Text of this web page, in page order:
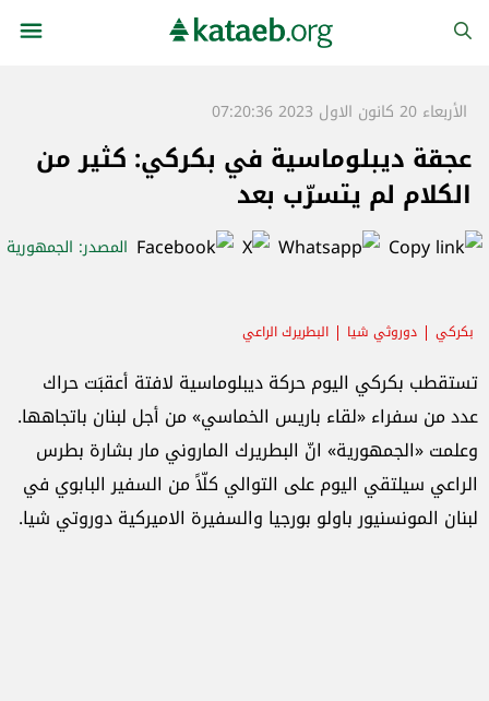
الأربعاء 20 كانون الاول 2023 07:20:36
عجقة ديبلوماسية في بكركي: كثير من
الكلام لم يتسرّب بعد
المصدر: الجمهورية
بكركي دوروثي شيا البطريرك الراعي
تستقطب بكركي اليوم حركة ديبلوماسية لافتة أعقبَت حراك
عدد من سفراء «لقاء باريس الخماسي» من أجل لبنان باتجاهها.
وعلمت «الجمهورية» انّ البطريرك الماروني مار بشارة بطرس
الراعي سيلتقي اليوم على التوالي كلّاً من السفير البابوي في
لبنان المونسنيور باولو بورجيا والسفيرة الاميركية دوروتي شيا.